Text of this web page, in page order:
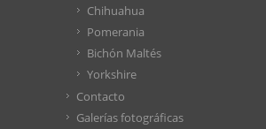
Chihuahua
Pomerania
Bichón Maltés
Yorkshire
Contacto
Galerías fotográficas